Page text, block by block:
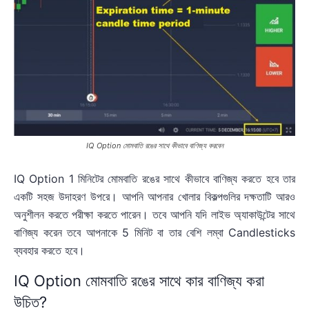
IQ Option মোমবাতি রঙের সাথে কীভাবে বাণিজ্য করবেন
IQ Option 1 মিনিটের মোমবাতি রঙের সাথে কীভাবে বাণিজ্য করতে হবে তার
একটি সহজ উদাহরণ উপরে। আপনি আপনার খোলার বিকল্পগুলির দক্ষতাটি আরও
অনুশীলন করতে পরীক্ষা করতে পারেন। তবে আপনি যদি লাইভ অ্যাকাউন্টের সাথে
বাণিজ্য করেন তবে আপনাকে 5 মিনিট বা তার বেশি লম্বা Candlesticks
ব্যবহার করতে হবে।
IQ Option মোমবাতি রঙের সাথে কার বাণিজ্য করা
উচিত?